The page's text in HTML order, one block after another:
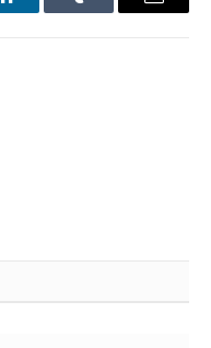
LinkedInTumblr Email